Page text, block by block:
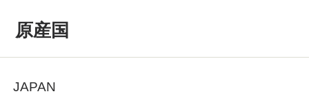
原産国
JAPAN